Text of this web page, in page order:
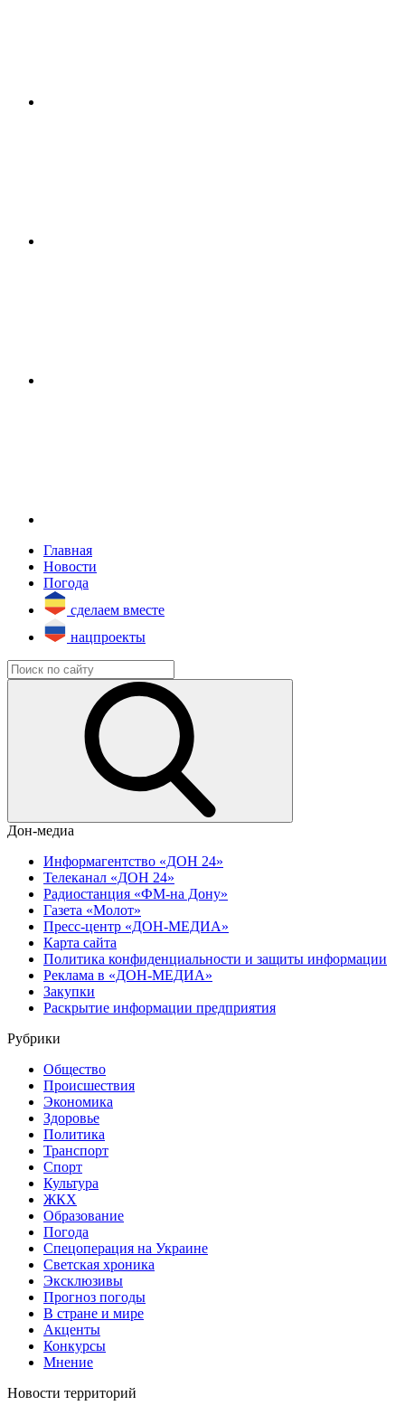
Главная
Новости
Погода
сделаем вместе
нацпроекты
Дон-медиа
Информагентство «ДОН 24»
Телеканал «ДОН 24»
Радиостанция «ФМ-на Дону»
Газета «Молот»
Пресс-центр «ДОН-МЕДИА»
Карта сайта
Политика конфиденциальности и защиты информации
Реклама в «ДОН-МЕДИА»
Закупки
Раскрытие информации предприятия
Рубрики
Общество
Происшествия
Экономика
Здоровье
Политика
Транспорт
Спорт
Культура
ЖКХ
Образование
Погода
Спецоперация на Украине
Светская хроника
Эксклюзивы
Прогноз погоды
В стране и мире
Акценты
Конкурсы
Мнение
Новости территорий